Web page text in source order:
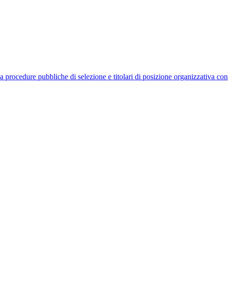
pubbliche di selezione e titolari di posizione organizzativa con